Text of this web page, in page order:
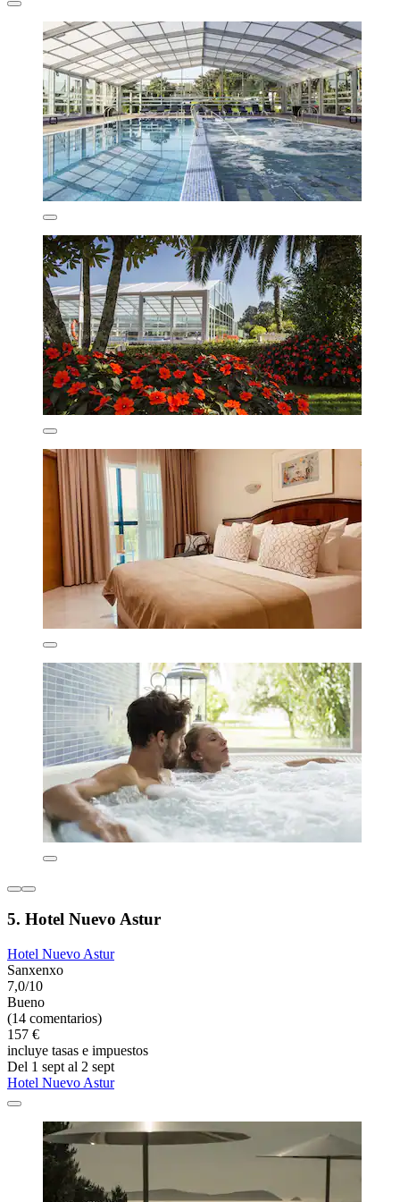
5. Hotel Nuevo Astur
Hotel Nuevo Astur
Sanxenxo
7,0/10
Bueno
(14 comentarios)
157 €
incluye tasas e impuestos
Del 1 sept al 2 sept
Hotel Nuevo Astur